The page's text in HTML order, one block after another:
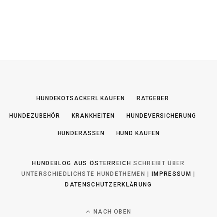
HUNDEKOTSACKERL KAUFEN RATGEBER
HUNDEZUBEHÖR KRANKHEITEN HUNDEVERSICHERUNG
HUNDERASSEN HUND KAUFEN
HUNDEBLOG AUS ÖSTERREICH SCHREIBT ÜBER
UNTERSCHIEDLICHSTE HUNDETHEMEN |IMPRESSUM |
DATENSCHUTZERKLÄRUNG
NACH OBEN